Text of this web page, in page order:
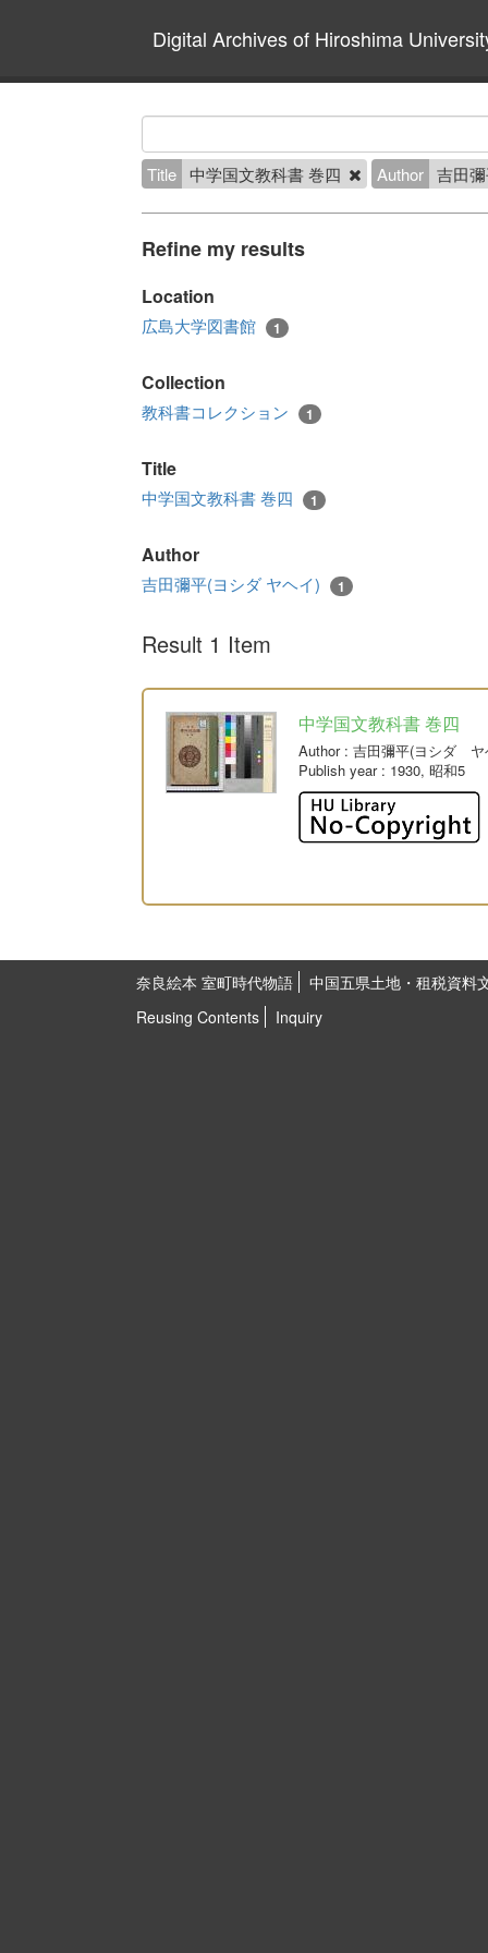
Digital Archives of Hiroshima
Title 中学国文教科書 巻四 Author 吉田
Refine my results
Location
広島大学図書館 1
Collection
教科書コレクション 1
Title
中学国文教科書 巻四 1
Author
吉田彌平(ヨシダ ヤヘイ) 1
Result 1 Item
中学国文教科書 巻四
Author: 吉田彌平(ヨシダ ヤ
Publish year: 1930, 昭和5
奈良絵本 室町時代物語
中国五県土地・租税資料
Reusing Contents
Inquiry